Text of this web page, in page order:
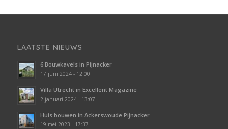
LAATSTE NIEUWS
6 Bouwkavels in Pijnacker
17 juni 2024 - 12:00
Villa Utrecht in Excellent Magazine
2 januari 2024 - 13:07
Huis bouwen in Ackerswoude Pijnacker
19 mei 2023 - 17:37